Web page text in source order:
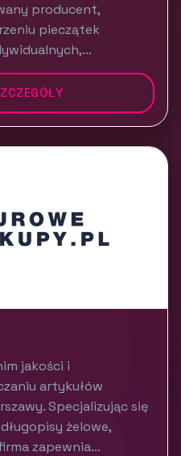
producent,
pieczątek
jakości i
artykułów
Specjalizując się
żelowe,
zapewnia...